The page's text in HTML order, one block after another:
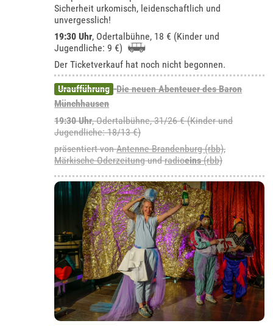
Sicherheit urkomisch, leidenschaftlich und
unvergesslich!
19:30 Uhr, Odertalbühne, 18 € (Kinder und
Jugendliche: 9 €)
Der Ticketverkauf hat noch nicht begonnen.
Uraufführung Die neuen Abenteuer des Baron
Münchhausen
19:30 Uhr,Odertalbühne, 31/26 € (Kinder und
Jugendliche: 18/13 €)
präsentiert vonAntenne Brandenburg (rbb),
Märkische Oderzeitungundradioeins(rbb)